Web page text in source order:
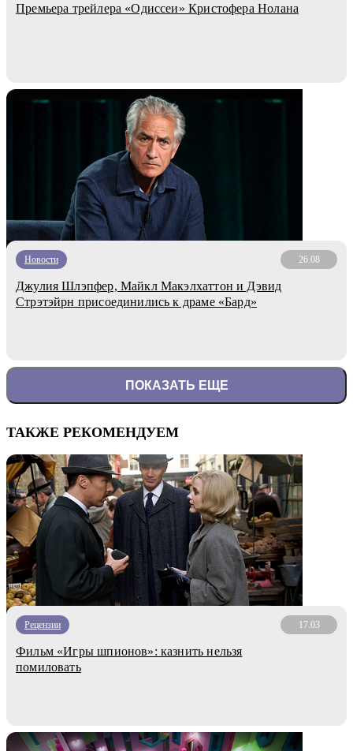
Премьера трейлера «Одиссеи» Кристофера Нолана
Новости 26.08
Джулия Шлэпфер, Майкл Макэлхаттон и Дэвид
Стрэтэйрн присоединились к драме «Бард»
ПОКАЗАТЬ ЕЩЕ
ТАКЖЕ РЕКОМЕНДУЕМ
Рецензии 17.03
Фильм «Игры шпионов»: казнить нельзя
помиловать